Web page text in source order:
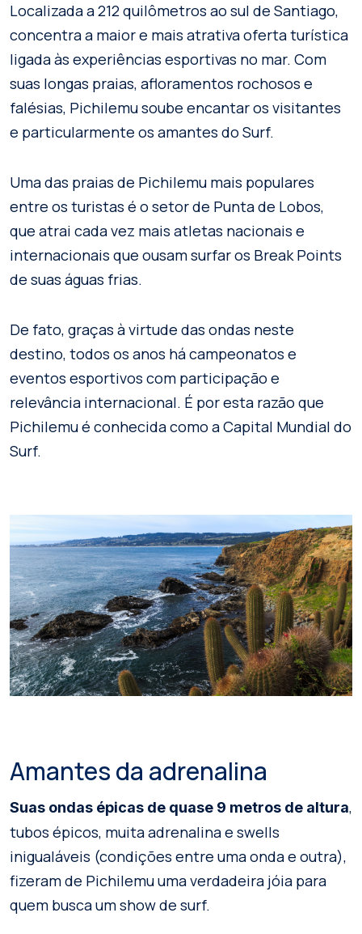
Localizada a 212 quilômetros ao sul de Santiago,
concentra a maior e mais atrativa oferta turística
ligada às experiências esportivas no mar. Com
suas longas praias, afloramentos rochosos e
falésias, Pichilemu soube encantar os visitantes
e particularmente os amantes do Surf.
Uma das praias de Pichilemu mais populares
entre os turistas é o setor de Punta de Lobos,
que atrai cada vez mais atletas nacionais e
internacionais que ousam surfar os Break Points
de suas águas frias.
De fato, graças à virtude das ondas neste
destino, todos os anos há campeonatos e
eventos esportivos com participação e
relevância internacional. É por esta razão que
Pichilemu é conhecida como a Capital Mundial do
Surf.
Amantes da adrenalina
Suas ondas épicas de quase 9 metros de altura,
tubos épicos, muita adrenalina e swells
inigualáveis (condições entre uma onda e outra),
fizeram de Pichilemu uma verdadeira jóia para
quem busca um show de surf.